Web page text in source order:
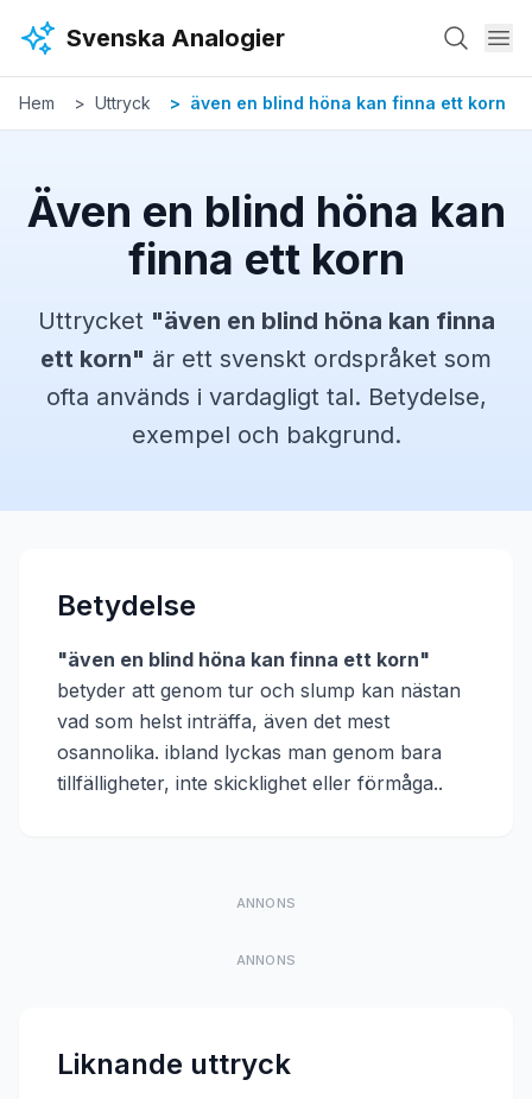
Svenska Analogier
Hem Uttryck även en blind höna kan finna ett korn
Även en blind höna kan
finna ett korn
Uttrycket "även en blind höna kan finna
ett korn" är ett svenskt ordspråket som
ofta används i vardagligt tal. Betydelse,
exempel och bakgrund.
Betydelse
"även en blind höna kan finna ett korn"
betyder att genom tur och slump kan nästan
vad som helst inträffa, även det mest
osannolika. ibland lyckas man genom bara
tillfälligheter, inte skicklighet eller förmåga..
ANNONS
ANNONS
Liknande uttryck